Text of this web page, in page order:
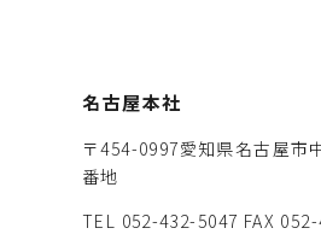
名古屋本社
〒454-0997愛知県名古屋市
番地
TEL 052-432-5047 FAX